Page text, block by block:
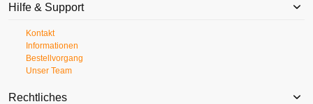
Hilfe & Support
Kontakt
Informationen
Bestellvorgang
Unser Team
Rechtliches